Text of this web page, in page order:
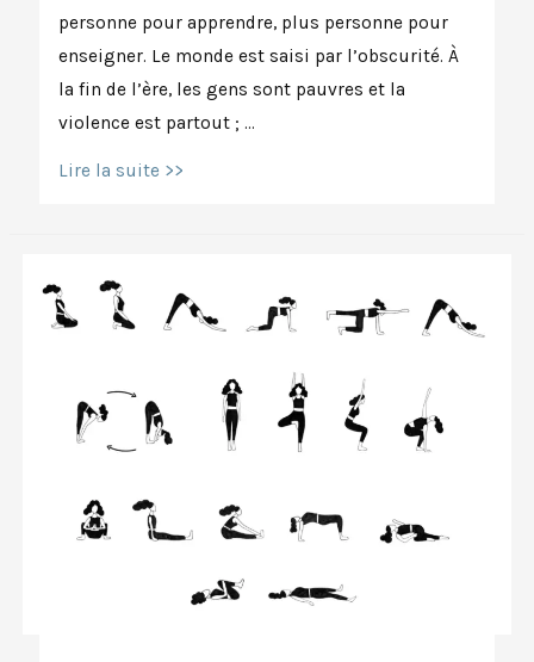
personne pour apprendre, plus personne pour
enseigner. Le monde est saisi par l’obscurité. À
la fin de l’ère, les gens sont pauvres et la
violence est partout ; …
Que
Lire la suite >>